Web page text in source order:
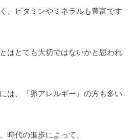
、ビタミンやミネラルも豊富です
はとても大切ではないかと思われ
は、『卵アレルギー』の方も多い
時代の進歩によって、